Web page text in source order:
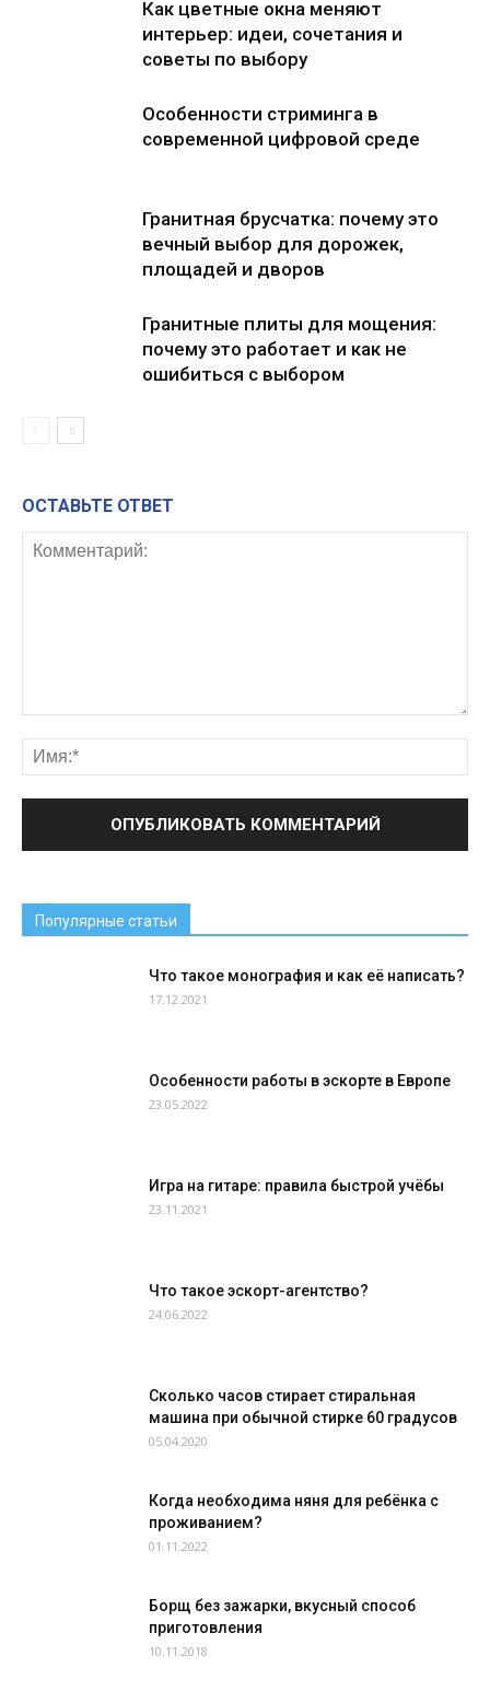
Как цветные окна меняют
интерьер: идеи, сочетания и
советы по выбору
Особенности стриминга в
современной цифровой среде
Гранитная брусчатка: почему это
вечный выбор для дорожек,
площадей и дворов
Гранитные плиты для мощения:
почему это работает и как не
ошибиться с выбором
ОСТАВЬТЕ ОТВЕТ
Популярные статьи
Что такое монография и как её написать?
17.12.2021
Особенности работы в эскорте в Европе
23.05.2022
Игра на гитаре: правила быстрой учёбы
23.11.2021
Что такое эскорт-агентство?
24.06.2022
Сколько часов стирает стиральная
машина при обычной стирке 60 градусов
05.04.2020
Когда необходима няня для ребёнка с
проживанием?
01.11.2022
Борщ без зажарки, вкусный способ
приготовления
10.11.2018